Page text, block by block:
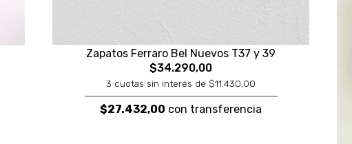
Zapatos Ferraro Bel Nuevos T37 y 39
$34.290,00
3 cuotas sin interés de $11.430,00
$27.432,00 con transferencia